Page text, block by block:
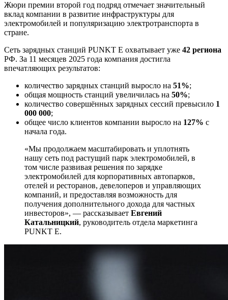
Жюри премии второй год подряд отмечает значительный
вклад компании в развитие инфраструктуры для
электромобилей и популяризацию электротранспорта в
стране.
Сеть зарядных станций PUNKT E охватывает уже 42 региона
РФ. За 11 месяцев 2025 года компания достигла
впечатляющих результатов:
количество зарядных станций выросло на 51%;
общая мощность станций увеличилась на 50%;
количество совершённых зарядных сессий превысило 1
000 000;
общее число клиентов компании выросло на 127% с
начала года.
«Мы продолжаем масштабировать и уплотнять
нашу сеть под растущий парк электромобилей, в
том числе развивая решения по зарядке
электромобилей для корпоративных автопарков,
отелей и ресторанов, девелоперов и управляющих
компаний, и предоставляя возможность для
получения дополнительного дохода для частных
инвесторов», — рассказывает Евгений
Катальницкий, руководитель отдела маркетинга
PUNKT E.